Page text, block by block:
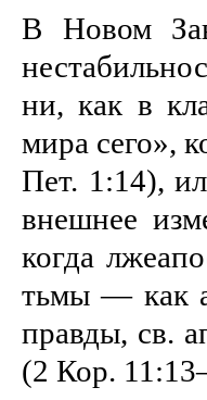
В Новом
ни, как в
мира сего»,
Пет. 1:14),
внешнее
когда
тьмы — как
правды, св.
(2 Кор.